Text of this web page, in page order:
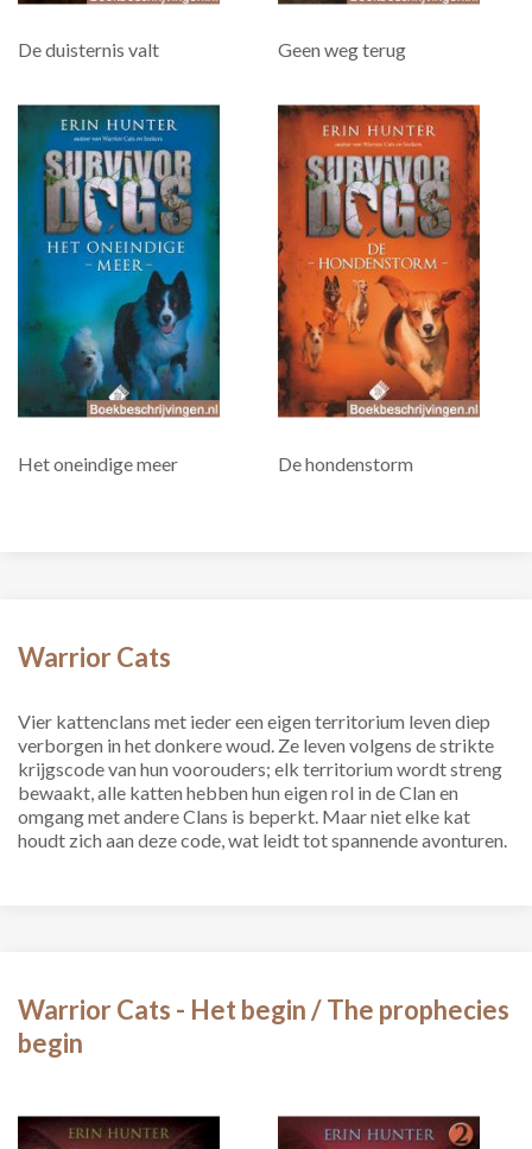
De duisternis valt Geen weg terug
Het oneindige meer De hondenstorm
Warrior Cats
Vier kattenclans met ieder een eigen territorium leven diep
verborgen in het donkere woud. Ze leven volgens de strikte
krijgscode van hun voorouders; elk territorium wordt streng
bewaakt, alle katten hebben hun eigen rol in de Clan en
omgang met andere Clans is beperkt. Maar niet elke kat
houdt zich aan deze code, wat leidt tot spannende avonturen.
Warrior Cats - Het begin / The prophecies
begin